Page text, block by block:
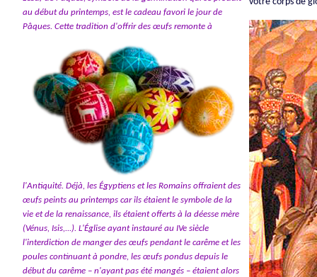
au début du printemps, est le cadeau favori le jour de
Pâques. Cette tradition d'offrir des œufs remonte à
l'Antiquité. Déjà, les Égyptiens et les Romains offraient des
œufs peints au printemps car ils étaient le symbole de la
vie et de la renaissance, ils étaient offerts à la déesse mère
(Vénus, Isis,...). L'Église ayant instauré au IVe siècle
l'interdiction de manger des œufs pendant le carême et les
poules continuant à pondre, les œufs pondus depuis le
début du carême – n'ayant pas été mangés – étaient alors